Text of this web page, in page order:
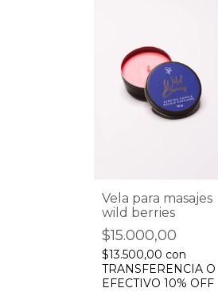
Vela para masajes
wild berries
$15.000,00
$13.500,00 con
TRANSFERENCIA O
EFECTIVO 10% OFF